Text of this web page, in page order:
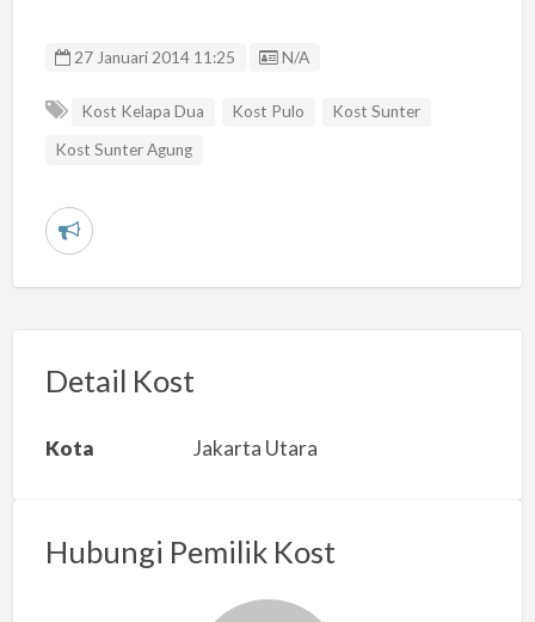
27 Januari 2014 11:25 Listing ID
N/A
Kost Kelapa Dua Kost Pulo
Kost Sunter
Kost Sunter Agung
L
r
a
s
Detail Kost
Kota Jakarta Utara
Hubungi Pemilik Kost